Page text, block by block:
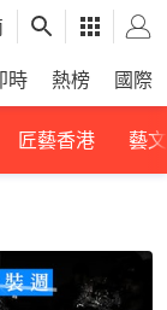
時 熱榜 國際
匠藝香港 藝